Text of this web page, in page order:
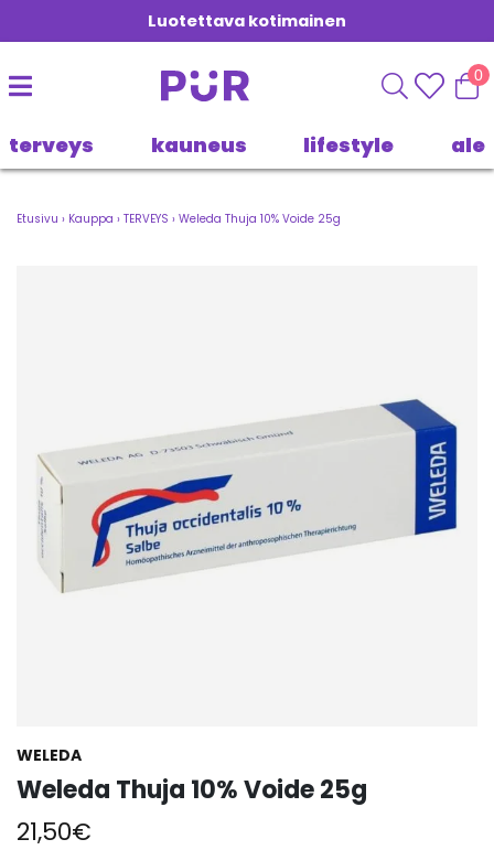
Luotettava kotimainen
0
terveys kauneus lifestyle ale
Etusivu › Kauppa › TERVEYS › Weleda Thuja 10% Voide 25g
WELEDA
Weleda Thuja 10% Voide 25g
21,50€